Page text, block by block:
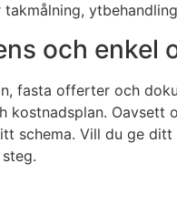
och enkel
fasta offerter och
kostnadsplan. Oavsett
schema. Vill du ge